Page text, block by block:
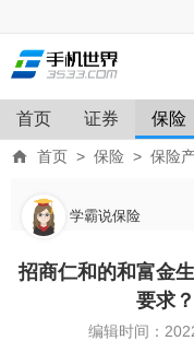
首页 证券 保险
首页 > 保险 > 保险
学霸说保险
招商仁和的和富金
要求
编辑时间：